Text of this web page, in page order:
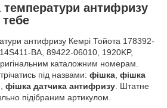
температури антифризу
антифризу Кемрі Тойота 178392-
BA, 89422-06010, 1920KP,
каталожним номерам.
під назвами: фішка, фішка
, фішка датчика антифризу. Штатне
підібраним артикулом.